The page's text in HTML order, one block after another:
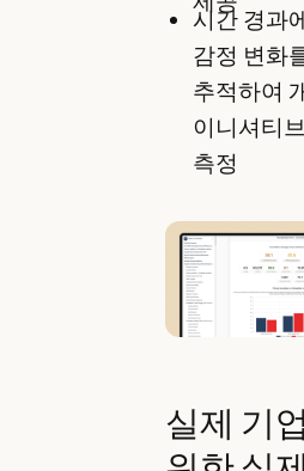
시간 경과
감정 변화
추적하여
이니셔티
측정
실제 기